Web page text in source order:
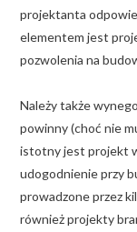
projektanta
elementem jest
pozwolenia na
Należy także
powinny (choć nie
istotny jest projekt
udogodnienie przy
prowadzone przez
również projekty